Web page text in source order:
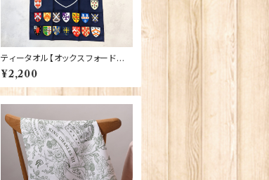
ティータオル【オックスフォード大
学紋章】Elgate Products 500
01-K
¥2,200